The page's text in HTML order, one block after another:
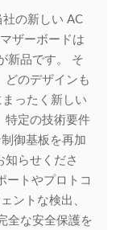
の新しい AC
ザーボードは
新品です。 そ
どのデザインも
ったく新しい
特定の技術要件
御基板を再加
知らせくださ
ートやプロトコ
ントな検出、
全な安全保護を